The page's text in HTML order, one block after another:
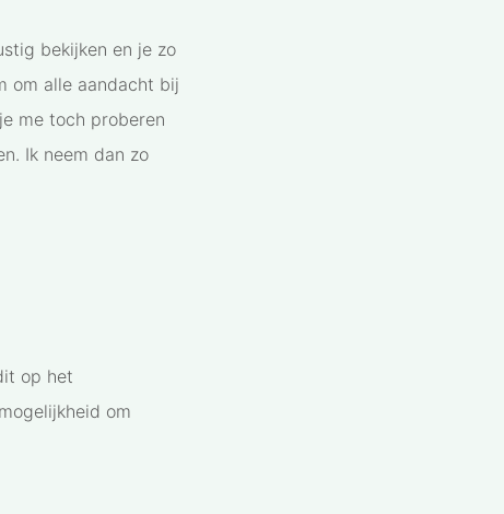
bekijken en je zo
om alle aandacht bij
me toch proberen
Ik neem dan zo
op het
om